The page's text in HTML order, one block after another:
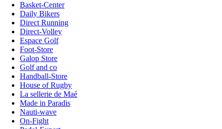
Basket-Center
Daily Bikers
Direct Running
Direct-Volley
Espace Golf
Foot-Store
Galop Store
Golf and co
Handball-Store
House of Rugby
La sellerie de Maé
Made in Paradis
Nauti-wave
On-Fight